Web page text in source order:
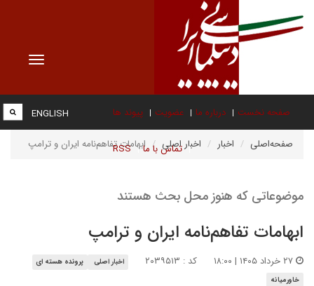
Toggle
صفحه نخست درباره ما عضویت پیوند ها
تماس با ما RSS
ENGLISH
صفحه‌اصلی اخبار اخبار اصلی ابهامات تفاهم‌نامه ایران و ترامپ
موضوعاتی که هنوز محل بحث هستند
ابهامات تفاهم‌نامه ایران و ترامپ
کد : ۲۰۳۹۵۱۳ اخبار اصلی
پرونده هسته ای
خاورمیانه